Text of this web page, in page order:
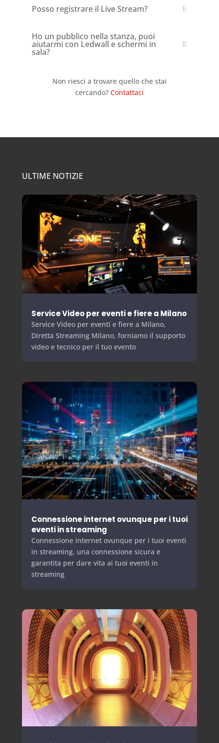
Posso registrare il Live Stream?
Ho un pubblico nella stanza, puoi
aiutarmi con Ledwall e schermi in
sala?
Non riesci a trovare quello che stai
cercando? Contattaci
ULTIME NOTIZIE
Service Video per eventi e fiere a Milano
Service Video per eventi e fiere a Milano,
Diretta Streaming Milano, forniamo il supporto
video e tecnico per il tuo evento
Connessione internet ovunque per i tuoi
eventi in streaming
Connessione internet ovunque per i tuoi eventi
in streaming. una connessione sicura e
garantita per dare vita ai tuoi eventi in
streaming